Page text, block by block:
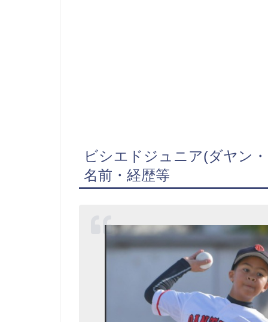
ビシエドジュニア(ダヤン
名前・経歴等